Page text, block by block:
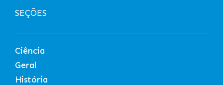
SEÇÕES
Ciência
Geral
História